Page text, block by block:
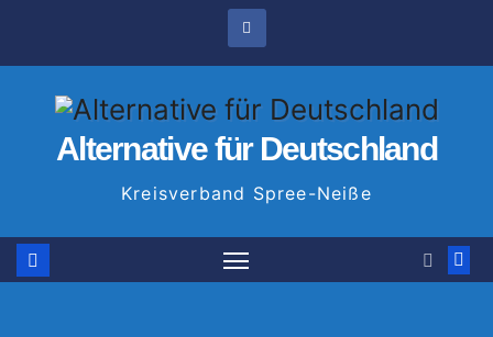
Alternative für Deutschland
Kreisverband Spree-Neiße